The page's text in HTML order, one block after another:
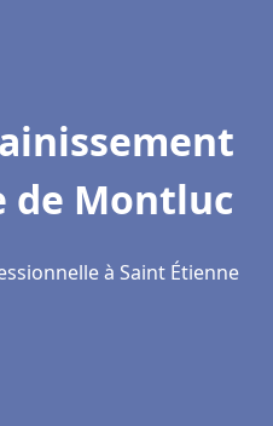
de Montluc
à Saint Étienne